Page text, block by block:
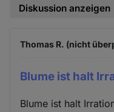
Diskussion anzeigen
Thomas R. (nicht
Blume ist halt
Blume ist halt